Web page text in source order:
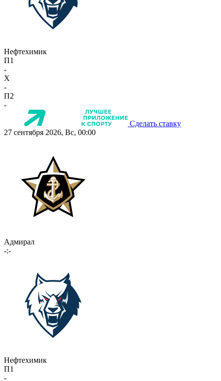
Нефтехимик
П1
-
X
-
П2
-
Сделать ставку
27 сентября 2026, Вс, 00:00
Адмирал
-:-
Нефтехимик
П1
-